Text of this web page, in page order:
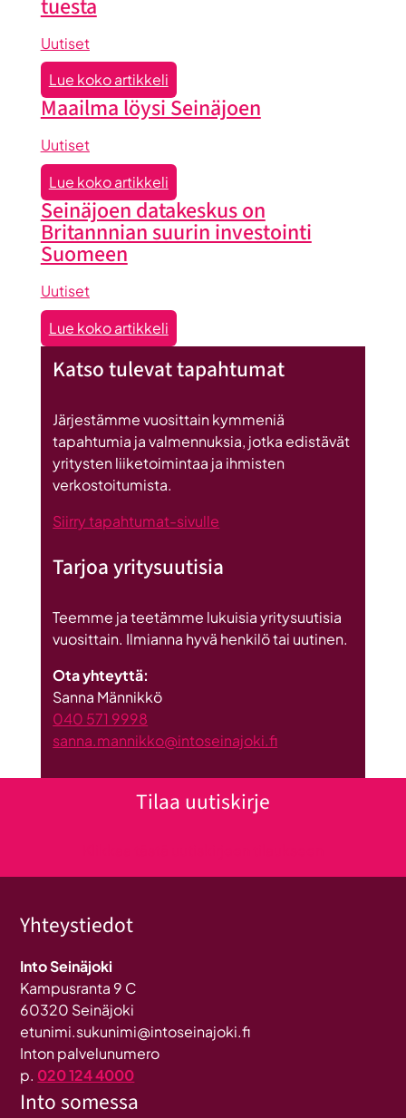
tuesta
Uutiset
Lue koko artikkeli:
Liiketoiminta
lentoon
valmennuksessa
hyödyt
ryhmän
tuesta
Maailma löysi Seinäjoen
Uutiset
Lue koko artikkeli:
Maailma
löysi
Seinäjoen
Seinäjoen datakeskus on
Britannnian suurin investointi
Suomeen
Uutiset
Lue koko artikkeli:
Seinäjoen
datakeskus
Britannnian
suurin
investointi
Katso tulevat tapahtumat
Järjestämme vuosittain kymmeniä
tapahtumia ja valmennuksia, jotka edistävät
yritysten liiketoimintaa ja ihmisten
verkostoitumista.
Siirry tapahtumat-sivulle
Tarjoa yritysuutisia
Teemme ja teetämme lukuisia yritysuutisia
vuosittain. Ilmianna hyvä henkilö tai uutinen.
Ota yhteyttä:
Sanna Männikkö
040 571 9998
sanna.mannikko@intoseinajoki.fi
Tilaa uutiskirje
Yhteystiedot
Into Seinäjoki
Kampusranta 9 C
60320 Seinäjoki
etunimi.sukunimi@intoseinajoki.fi
Inton palvelunumero
p. 020 124 4000
Into somessa